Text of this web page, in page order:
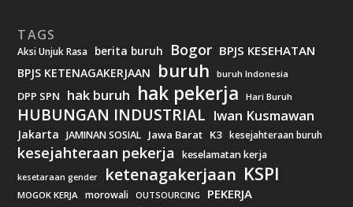
TAGS
Aksi Unjuk Rasa berita buruh Bogor BPJS KESEHATAN
BPJS KETENAGAKERJAAN buruh buruh Indonesia
DPP SPN hak buruh hak pekerja Hari Buruh
HUBUNGAN INDUSTRIAL Iwan Kusmawan
Jakarta JAMINAN SOSIAL Jawa Barat K3 kesejahteraan buruh
kesejahteraan pekerja keselamatan kerja
kesetaraan gender ketenagakerjaan KSPI
MOGOK KERJA morowali OUTSOURCING PEKERJA